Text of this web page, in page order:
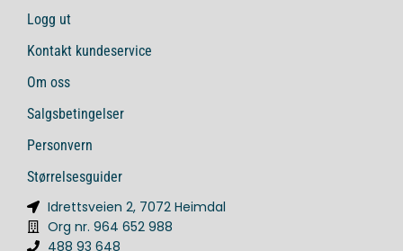
Logg ut
Kontakt kundeservice
Om oss
Salgsbetingelser
Personvern
Størrelsesguider
Idrettsveien 2, 7072 Heimdal
Org nr. 964 652 988
488 93 648